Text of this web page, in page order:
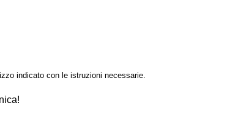
indicato con le istruzioni necessarie.